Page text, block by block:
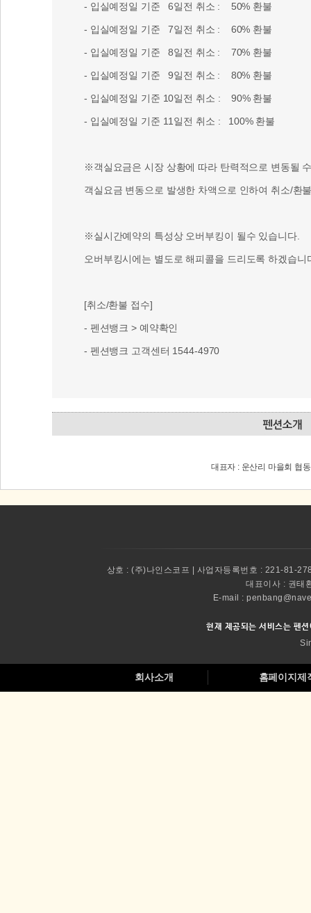
- 입실예정일 기준 6일전 취소 : 50% 환불
- 입실예정일 기준 7일전 취소 : 60% 환불
- 입실예정일 기준 8일전 취소 : 70% 환불
- 입실예정일 기준 9일전 취소 : 80% 환불
- 입실예정일 기준 10일전 취소 : 90% 환불
- 입실예정일 기준 11일전 취소 : 100% 환불
※객실요금은 시장 상황에 따라 탄력적으로 변동될
객실요금 변동으로 발생한 차액으로 인하여 취소/환
※실시간예약의 특성상 오버부킹이 될수 있습니다.
오버부킹시에는 별도로 해피콜을 드리도록 하겠습니
[취소/환불 접수]
- 펜션뱅크 > 예약확인
- 펜션뱅크 고객센터 1544-4970
대표자 : 운산리 마을회 협
상호 : (주)나인스코프 | 사업자등록번호 : 221-81-
대표이사 : 권태
E-mail :
현재 제공되는 서비스는 펜
회사소개 홈페이지제